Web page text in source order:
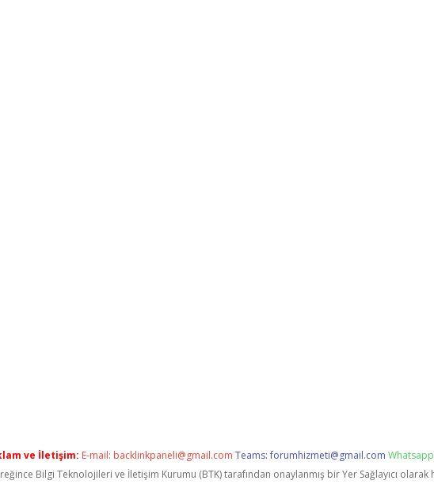
ve İletişim: E-mail: backlinkpaneli@gmail.com Teams:forumhizmeti@gmail.com
Bilgi Teknolojileri ve İletişim Kurumu (BTK) tarafından onaylanmış bir Yer Sağlayıcı